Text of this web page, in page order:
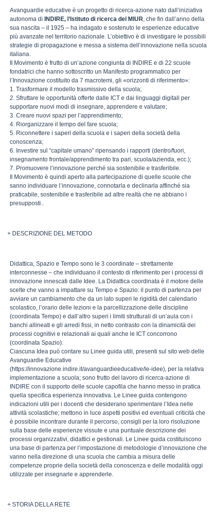
Avanguardie educative è un progetto di ricerca-azione nato dall’iniziativa
autonoma di
INDIRE, l’Istituto di ricerca del MIUR, che fin dall’anno della
sua nascita – il 1925 – ha indagato e sostenuto le esperienze educative
più avanzate nel territorio nazionale. L’obiettivo è di investigare le possibili
strategie di propagazione e messa a sistema dell’innovazione nella scuola
italiana.
Il Movimento è frutto di un’azione congiunta di INDIRE e di 22 scuole
fondatrici che hanno sottoscritto un Manifesto programmatico per
l’Innovazione costituito da 7 macrotemi, gli «orizzonti di riferimento»:
1. Trasformare il modello trasmissivo della scuola;
2. Sfruttare le opportunità offerte dalle ICT e dai linguaggi digitali per
supportare nuovi modi di insegnare, apprendere e valutare;
3. Creare nuovi spazi per l’apprendimento;
4. Riorganizzare il tempo del fare scuola;
5. Riconnettere i saperi della scuola e i saperi della società della
conoscenza;
6. Investire sul “capitale umano” ripensando i rapporti (dentro/fuori,
insegnamento frontale/apprendimento tra pari, scuola/azienda, ecc.);
7. Promuovere l’innovazione perché sia sostenibile e trasferibile.
Il Movimento è quindi aperto alla partecipazione di quelle scuole che
sanno individuare l’innovazione, connotarla e declinarla affinché sia
praticabile, sostenibile e trasferibile ad altre realtà che ne abbiano i
presupposti..
+ DESCRIZIONE DEL METODO
Didattica, Spazio e Tempo sono le 3 coordinate – strettamente
interconnesse – che individuano il contesto di riferimento per i processi di
innovazione innescati dalle Idee. La Didattica coordinata è il motore delle
scelte che vanno a impattare su Tempo e Spazio: il punto di partenza per
avviare un cambiamento che da un lato superi le rigidità del calendario
scolastico, l’orario delle lezioni e la parcellizzazione delle discipline
(coordinata Tempo) e dall’altro superi i limiti strutturali di un’aula con i
banchi allineati e gli arredi fissi, in netto contrasto con la dinamicità dei
processi cognitivi e relazionali ai quali anche le ICT concorrono
(coordinata Spazio).
Ciascuna Idea può contare su Linee guida utili, presenti sul sito web delle
Avanguardie Educative
(https://innovazione.indire.it/avanguardieeducative/le-idee), per la relativa
implementazione a scuola; sono frutto del lavoro di ricerca-azione di
INDIRE con il supporto delle scuole capofila che hanno messo in pratica
quella specifica esperienza innovativa. Le Linee guida contengono
indicazioni utili per i docenti che desiderano sperimentare l’Idea nelle
attività scolastiche; mettono in luce aspetti positivi ed eventuali criticità che
è possibile incontrare durante il percorso, consigli per la loro risoluzione
sulla base delle esperienze vissute e una puntuale descrizione dei
processi organizzativi, didattici e gestionali. Le Linee guida costituiscono
una base di partenza per l’impostazione di metodologie d’innovazione che
vanno nella direzione di una scuola che cambia a misura delle
competenze proprie della società della conoscenza e delle modalità oggi
utilizzate per insegnarle e apprenderle.
+ STORIA DELLA RETE